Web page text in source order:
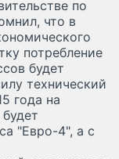
по
что в
потребление
будет
технический
года на
"Евро-4", а с